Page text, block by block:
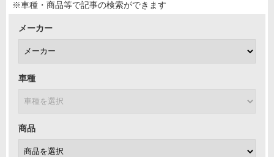
※車種・商品等で記事の検索ができます
メーカー
車種
商品